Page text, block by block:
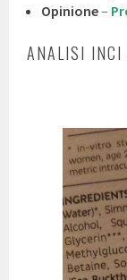
Opinione–
ANALISI